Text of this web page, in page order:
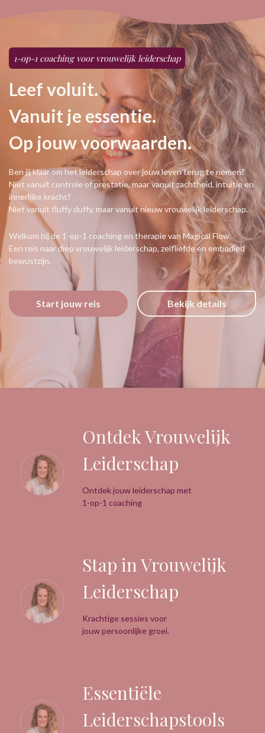
1-op-1 coaching voor vrouwelijk leiderschap
Leef voluit.
Vanuit je essentie.
Op jouw voorwaarden.
Ben jij klaar om het leiderschap over jouw leven terug te nemen?
Niet vanuit controle of prestatie, maar vanuit zachtheid, intuïtie en
innerlijke kracht?
Niet vanuit fluffy duffy, maar vanuit nieuw vrouwelijk leiderschap.
Welkom bij de 1-op-1 coaching en therapie van Magical Flow.
Een reis naar diep vrouwelijk leiderschap, zelfliefde en embodied
bewustzijn.
Start jouw reis Bekijk details
Ontdek Vrouwelijk
Leiderschap
Ontdek jouw leiderschap met
1-op-1 coaching
Stap in Vrouwelijk
Leiderschap
Krachtige sessies voor
jouw persoonlijke groei.
Essentiële
Leiderschapstools